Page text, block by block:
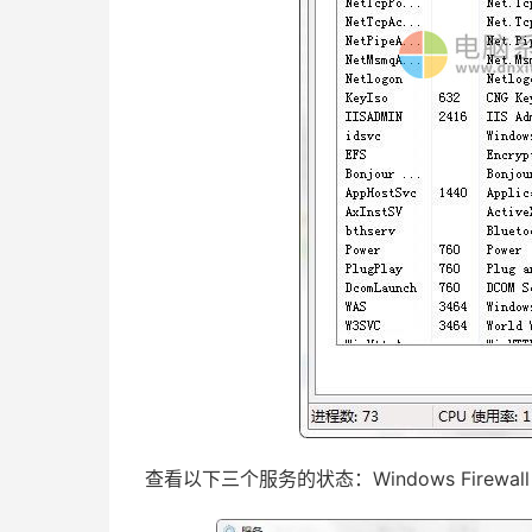
查看以下三个服务的状态：Windows